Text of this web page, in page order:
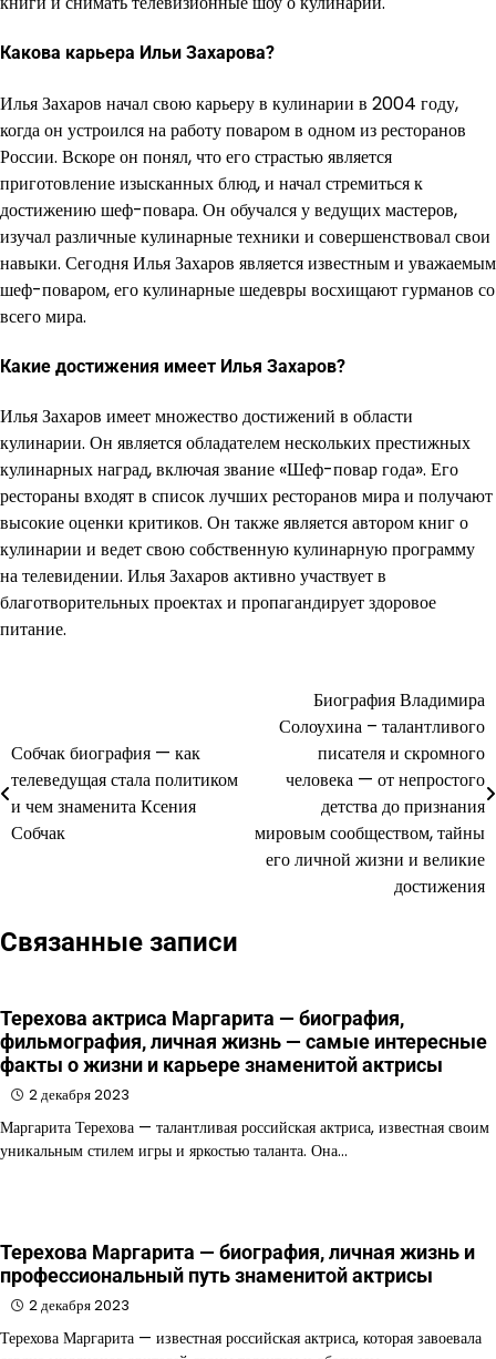
Какова карьера Ильи Захарова?
Илья Захаров начал свою карьеру в кулинарии в 2004 году,
когда он устроился на работу поваром в одном из ресторанов
России. Вскоре он понял, что его страстью является
приготовление изысканных блюд, и начал стремиться к
достижению шеф-повара. Он обучался у ведущих мастеров,
изучал различные кулинарные техники и совершенствовал свои
навыки. Сегодня Илья Захаров является известным и уважаемым
шеф-поваром, его кулинарные шедевры восхищают гурманов со
всего мира.
Какие достижения имеет Илья Захаров?
Илья Захаров имеет множество достижений в области
кулинарии. Он является обладателем нескольких престижных
кулинарных наград, включая звание «Шеф-повар года». Его
рестораны входят в список лучших ресторанов мира и получают
высокие оценки критиков. Он также является автором книг о
кулинарии и ведет свою собственную кулинарную программу
на телевидении. Илья Захаров активно участвует в
благотворительных проектах и пропагандирует здоровое
питание.
по
записям
Собчак биография — как
телеведущая стала политиком
и чем знаменита Ксения
Собчак
Биография Владимира
Солоухина – талантливого
писателя и скромного
человека — от непростого
детства до признания
мировым сообществом, тайны
его личной жизни и великие
достижения
Связанные записи
Терехова актриса Маргарита — биография,
фильмография, личная жизнь — самые интересные
факты о жизни и карьере знаменитой актрисы
2 декабря 2023
Маргарита Терехова — талантливая российская актриса, известная своим
уникальным стилем игры и яркостью таланта. Она…
Терехова Маргарита — биография, личная жизнь и
профессиональный путь знаменитой актрисы
2 декабря 2023
Терехова Маргарита — известная российская актриса, которая завоевала